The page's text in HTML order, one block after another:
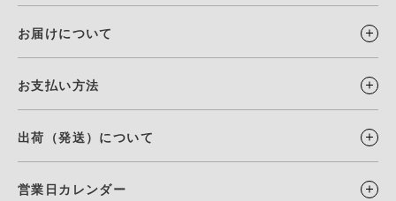
お届けについて
お支払い方法
出荷（発送）について
営業日カレンダー